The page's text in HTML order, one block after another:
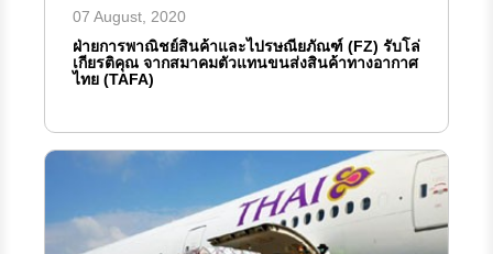
07 August, 2020
ฝ่ายการพาณิชย์สินค้าและไปรษณียภัณฑ์ (FZ) รับโล่
เกียรติคุณ จากสมาคมตัวแทนขนส่งสินค้าทางอากาศ
ไทย (TAFA)